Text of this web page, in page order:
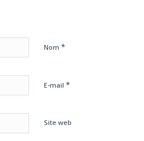
Nom *
E-mail *
Site web